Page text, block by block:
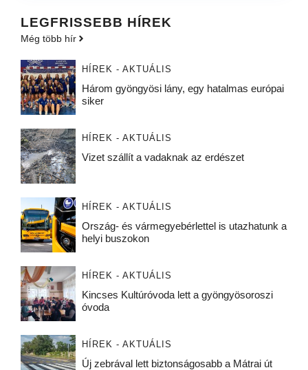
LEGFRISSEBB HÍREK
Még több hír
HÍREK - AKTUÁLIS
Három gyöngyösi lány, egy hatalmas európai
siker
HÍREK - AKTUÁLIS
Vizet szállít a vadaknak az erdészet
HÍREK - AKTUÁLIS
Ország- és vármegyebérlettel is utazhatunk a
helyi buszokon
HÍREK - AKTUÁLIS
Kincses Kultúróvoda lett a gyöngyösoroszi
óvoda
HÍREK - AKTUÁLIS
Új zebrával lett biztonságosabb a Mátrai út